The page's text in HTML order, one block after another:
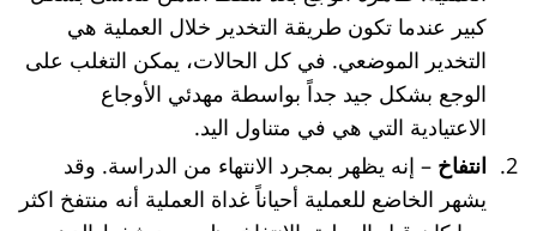
كبير عندما تكون طريقة التخدير خلال العملية هي
التخدير الموضعي. في كل الحالات، يمكن التغلب على
الوجع بشكل جيد جداً بواسطة مهدئي الأوجاع
الاعتيادية التي هي في متناول اليد.
انتفاخ – إنه يظهر بمجرد الانتهاء من الدراسة. وقد
يشهر الخاضع للعملية أحياناً غداة العملية أنه منتفخ اكثر